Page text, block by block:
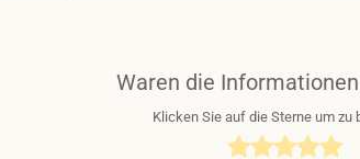
Waren die
Klicken Sie auf die Sterne um zu